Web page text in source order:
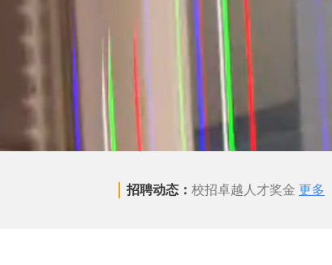
招聘动态： 校招卓越人才奖金 更多